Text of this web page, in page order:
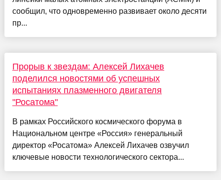
сообщил, что одновременно развивает около десяти
пр...
Прорыв к звездам: Алексей Лихачев
поделился новостями об успешных
испытаниях плазменного двигателя
"Росатома"
В рамках Российского космического форума в
Национальном центре «Россия» генеральный
директор «Росатома» Алексей Лихачев озвучил
ключевые новости технологического сектора...